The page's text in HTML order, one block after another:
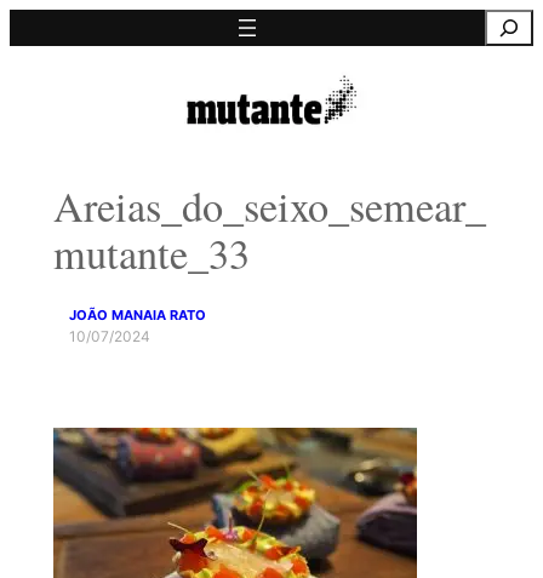
para
Areias_do_seixo_semear_
mutante_33
JOÃO MANAIA RATO
10/07/2024